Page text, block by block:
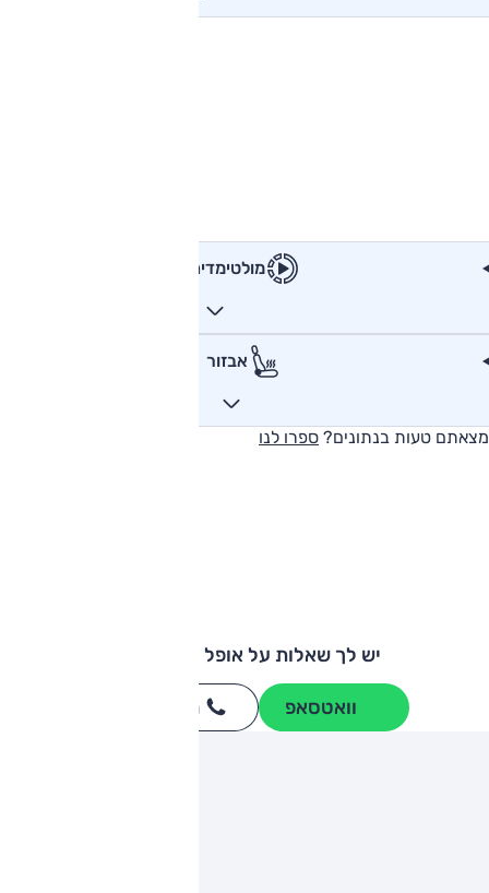
מולטימדיה
אבזור
מצאתם טעות בנתונים? ספרו לנו
יש לך שאלות על אופל אינסיגניה?
וואטסאפ חייגו
מותגים מתחרים